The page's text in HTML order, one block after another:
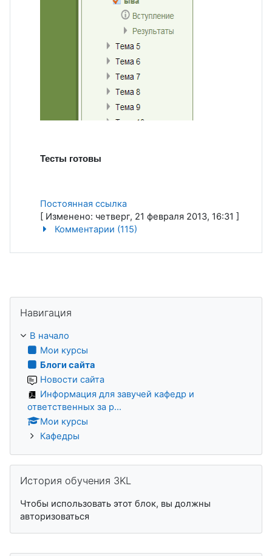
Тесты готовы
Постоянная ссылка
[ Изменено: четверг, 21 февраля 2013, 16:31 ]
Комментарии (115)
Навигация
В начало
Мои курсы
Блоги сайта
Новости сайта
Информация для завучей кафедр и
ответственных за р...
Мои курсы
Кафедры
История обучения 3KL
Чтобы использовать этот блок, вы должны
авторизоваться